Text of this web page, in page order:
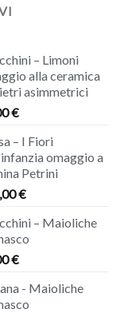
– Limoni
alla ceramica
asimmetrici
€
– I Fiori
omaggio a
Petrini
€
– Maioliche
€
- Maioliche